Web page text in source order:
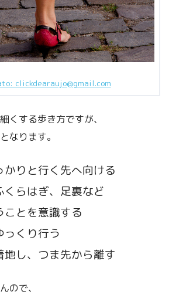
clickdearaujo@gmail.com
くする歩き方ですが、
なります。
りと行く先へ向ける
らはぎ、足裏など
とを意識する
くり行う
し、つま先から離す
ので、